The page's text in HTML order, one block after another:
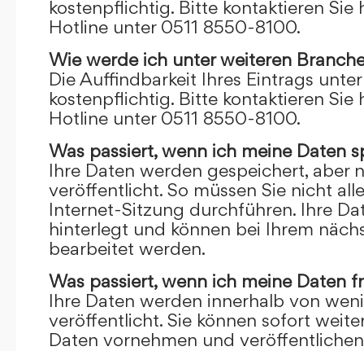
kostenpflichtig. Bitte kontaktieren Sie
Hotline unter 0511 8550-8100.
Wie werde ich unter weiteren
Die Auffindbarkeit Ihres Eintrags
kostenpflichtig. Bitte kontaktieren Sie
Hotline unter 0511 8550-8100.
Was passiert, wenn ich meine Daten
Ihre Daten werden gespeichert, aber
veröffentlicht. So müssen Sie nicht
Internet-Sitzung durchführen. Ihre
hinterlegt und können bei Ihrem
bearbeitet werden.
Was passiert, wenn ich meine Daten
Ihre Daten werden innerhalb von
veröffentlicht. Sie können sofort
Daten vornehmen und